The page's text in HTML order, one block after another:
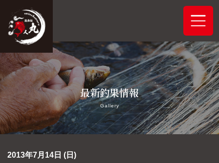
ホーム
システムご案内
最新釣果情報
最新釣果情報
Gallery
2013年7月14日 (日)